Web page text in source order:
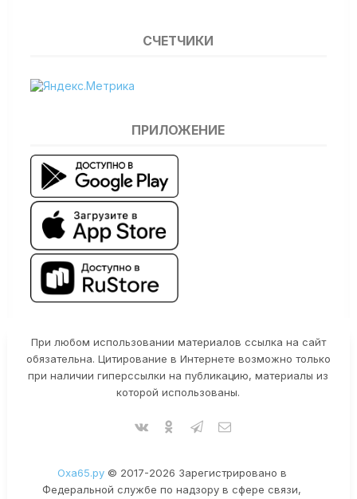
СЧЕТЧИКИ
ПРИЛОЖЕНИЕ
При любом использовании материалов ссылка на сайт
обязательна. Цитирование в Интернете возможно только
при наличии гиперссылки на публикацию, материалы из
которой использованы.
Оха65.ру© 2017-2026 Зарегистрировано в
Федеральной службе по надзору в сфере связи,